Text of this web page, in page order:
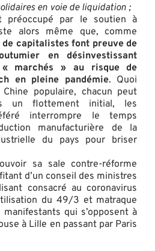
en voie de liquidation ;
préoccupé par le soutien à
alors même que, comme
de capitalistes font preuve de
en désinvestissant
« marchés » au risque de
en pleine pandémie. Quoi
populaire, chacun peut
un flottement initial, les
interrompre le temps
manufacturière de la
du pays pour briser
sa sale contre-réforme
d’un conseil des ministres
consacré au coronavirus
du 49/3 et matraque
qui s’opposent à
à Lille en passant par Paris